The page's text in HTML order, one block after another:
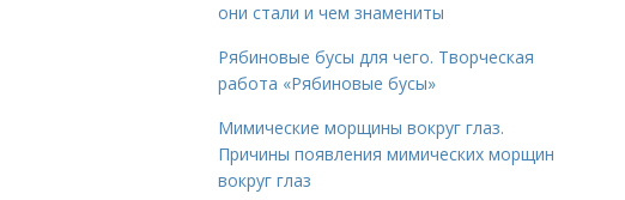
они стали и чем знамениты
Рябиновые бусы для чего. Творческая
работа «Рябиновые бусы»
Мимические морщины вокруг глаз.
Причины появления мимических морщин
вокруг глаз